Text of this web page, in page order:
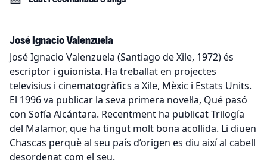
José Ignacio Valenzuela
José Ignacio Valenzuela (Santiago de Xile, 1972) és
escriptor i guionista. Ha treballat en projectes
televisius i cinematogràfics a Xile, Mèxic i Estats Units.
El 1996 va publicar la seva primera novel·la, Qué pasó
con Sofía Alcántara. Recentment ha publicat Trilogía
del Malamor, que ha tingut molt bona acollida. Li diuen
Chascas perquè al seu país d’origen es diu així al cabell
desordenat com el seu.